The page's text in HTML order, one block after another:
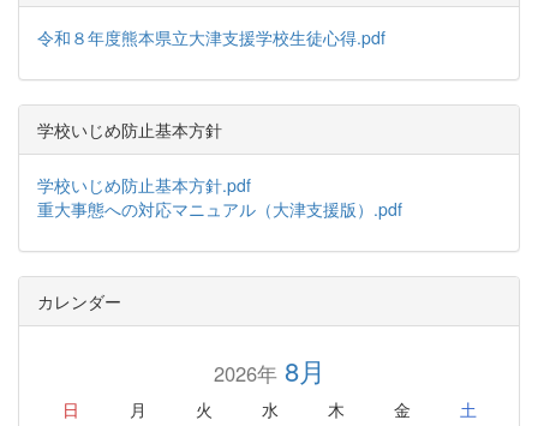
令和８年度熊本県立大津支援学校生徒心得.pdf
学校いじめ防止基本方針
学校いじめ防止基本方針.pdf
重大事態への対応マニュアル（大津支援版）.pdf
カレンダー
2026年8月
日 月 火 水 木 金 土